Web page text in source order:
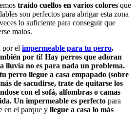
traído cuellos en varios colores que
son perfectos para abrigar esta zona
lo suficiente para conseguir que
malos.
por el impermeable para tu perro.
por ti! Hay perros que adoran
lluvia no es para nada un problema.
perro llegue a casa empapado (sobre
de sacudirse, trate de quitarse los
con el sofá, alfombras o camas
Un impermeable es perfecto para
en el parque y llegue a casa lo más